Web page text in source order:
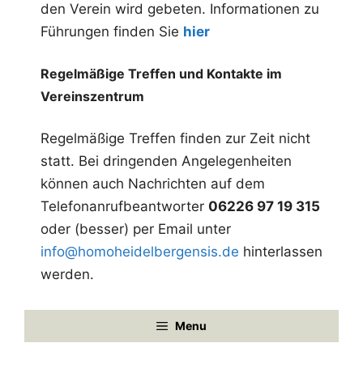
n
g
-
N
v
i
g
a
t
i
o
den Verein wird gebeten. Informationen zu
Führungen finden Sie hier
Regelmäßige Treffen und Kontakte im
Vereinszentrum
Regelmäßige Treffen finden zur Zeit nicht
statt. Bei dringenden Angelegenheiten
können auch Nachrichten auf dem
Telefonanrufbeantworter 06226 97 19 315
oder (besser) per Email unter
info@homoheidelbergensis.de hinterlassen
werden.
Menu